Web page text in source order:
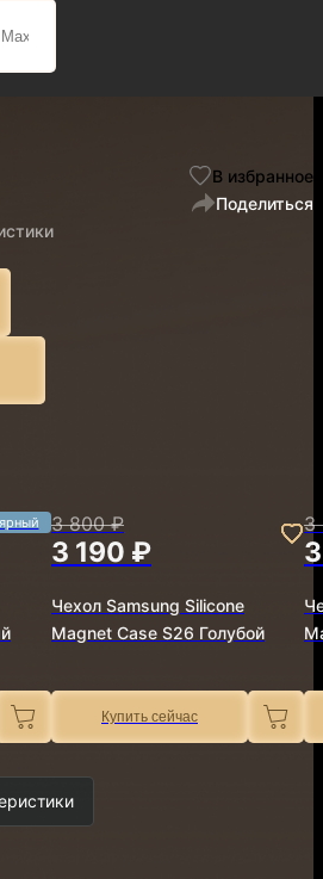
S26
В избранное
Поделиться
3 800 ₽
3 190 ₽
Чехол Samsung Silicone
Magnet Case S26 Голубой
Купить сейчас
3